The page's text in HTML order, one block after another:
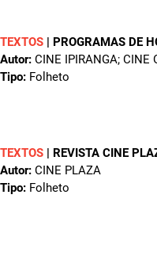
TEXTOS | PROGRAMAS DE
Autor: CINE IPIRANGA; CINE
Tipo: Folheto
TEXTOS | REVISTA CINE
Autor: CINE PLAZA
Tipo: Folheto